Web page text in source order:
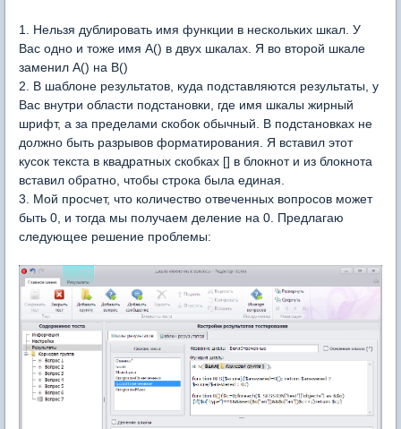
1. Нельзя дублировать имя функции в нескольких шкал. У
Вас одно и тоже имя A() в двух шкалах. Я во второй шкале
заменил A() на B()
2. В шаблоне результатов, куда подставляются результаты, у
Вас внутри области подстановки, где имя шкалы жирный
шрифт, а за пределами скобок обычный. В подстановках не
должно быть разрывов форматирования. Я вставил этот
кусок текста в квадратных скобках [] в блокнот и из блокнота
вставил обратно, чтобы строка была единая.
3. Мой просчет, что количество отвеченных вопросов может
быть 0, и тогда мы получаем деление на 0. Предлагаю
следующее решение проблемы: